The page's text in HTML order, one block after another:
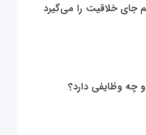
جای خلاقیت را می‌گیرد
چه وظایفی دارد؟